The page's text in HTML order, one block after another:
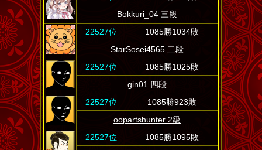
Bokkuri_04 三段
22527位
1085勝1034敗
StarSosei4565 二段
22527位
1085勝1025敗
gin01 四段
22527位
1085勝923敗
oopartshunter 2級
22527位
1085勝1095敗